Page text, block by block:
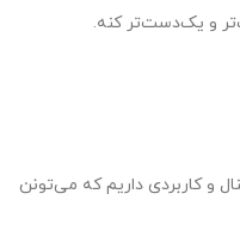
و یک‌دست‌تر کنه.
و کاربردی داریم که می‌تونن